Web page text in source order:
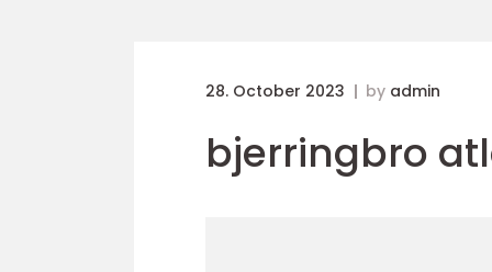
28. October 2023 by admin
bjerringbro